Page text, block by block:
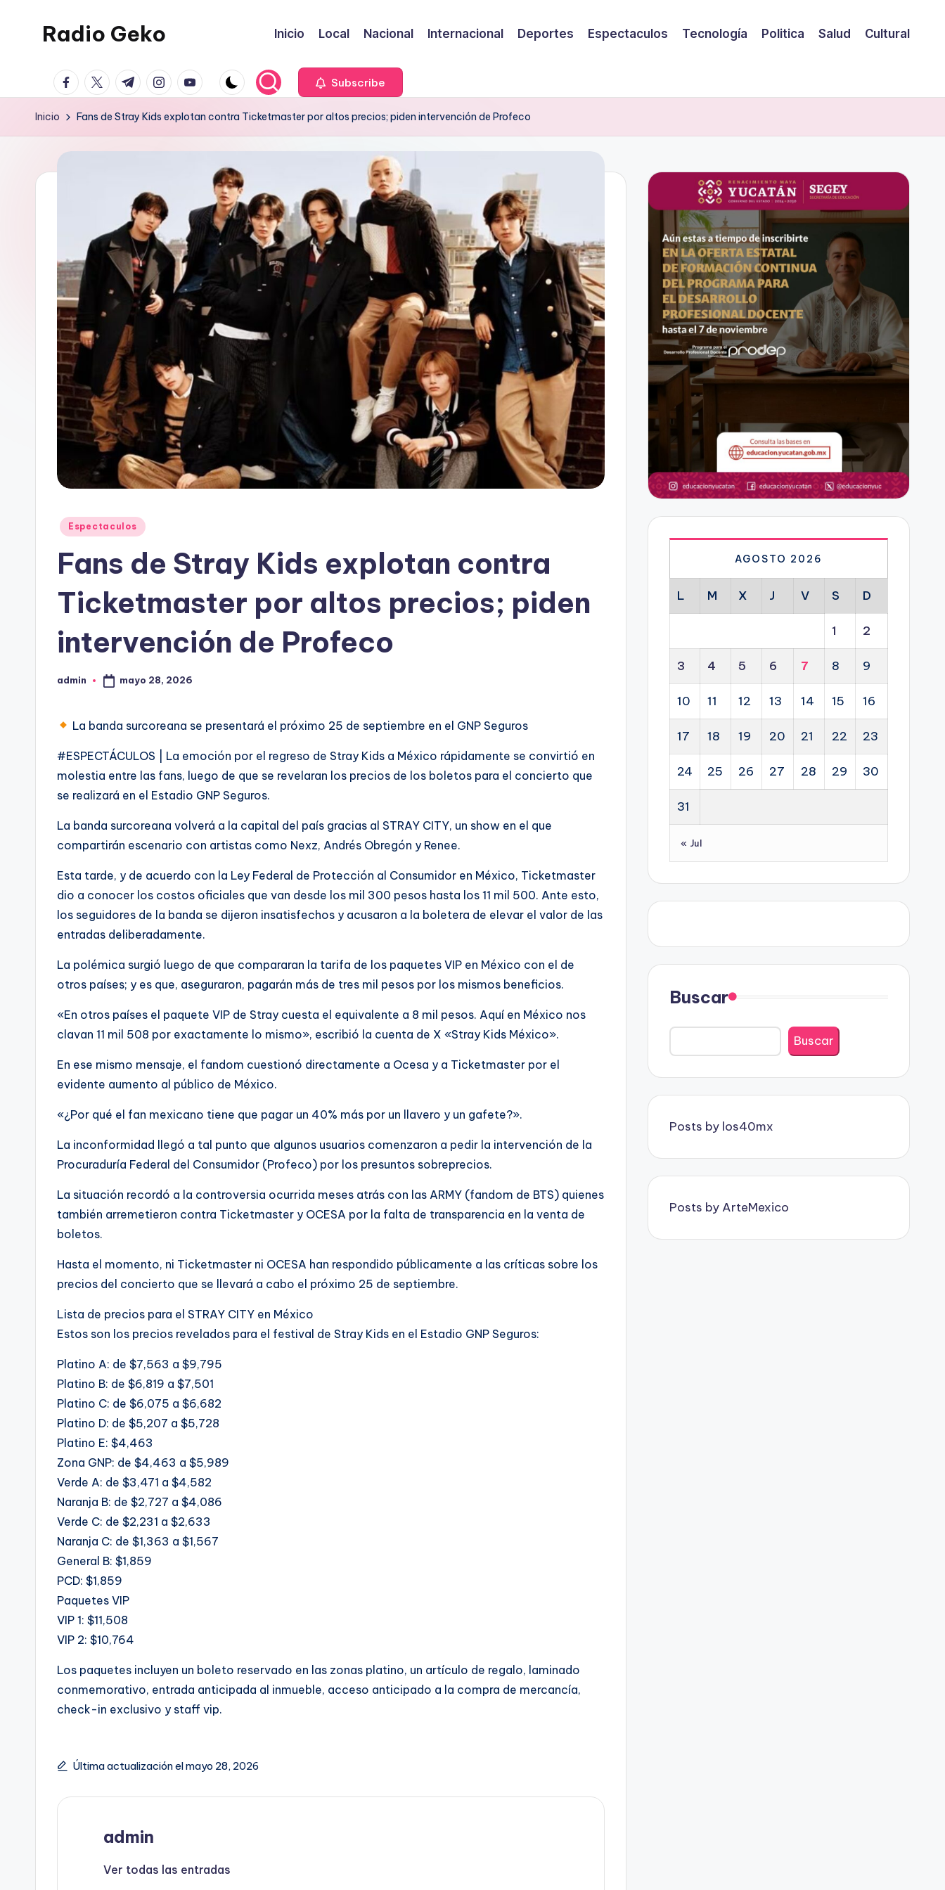
contenido
Radio Geko
Geko
Inicio Local Nacional Internacional Deportes Espectaculos Tecnología Politica Salud Cultural
facebook.com
twitter.com
t.me instagram.com
youtube.com Subscribe
Inicio Fans de Stray Kids explotan contra Ticketmaster por altos precios; piden intervención de Profeco
Publicado
Espectaculos
Fans de Stray Kids explotan contra
Ticketmaster por altos precios; piden
intervención de Profeco
Publicado
admin mayo 28, 2026
La banda surcoreana se presentará el próximo 25 de septiembre en el GNP Seguros
#ESPECTÁCULOS | La emoción por el regreso de Stray Kids a México rápidamente se convirtió en
molestia entre las fans, luego de que se revelaran los precios de los boletos para el concierto que
se realizará en el Estadio GNP Seguros.
La banda surcoreana volverá a la capital del país gracias al STRAY CITY, un show en el que
compartirán escenario con artistas como Nexz, Andrés Obregón y Renee.
Esta tarde, y de acuerdo con la Ley Federal de Protección al Consumidor en México, Ticketmaster
dio a conocer los costos oficiales que van desde los mil 300 pesos hasta los 11 mil 500. Ante esto,
los seguidores de la banda se dijeron insatisfechos y acusaron a la boletera de elevar el valor de las
entradas deliberadamente.
La polémica surgió luego de que compararan la tarifa de los paquetes VIP en México con el de
otros países; y es que, aseguraron, pagarán más de tres mil pesos por los mismos beneficios.
«En otros países el paquete VIP de Stray cuesta el equivalente a 8 mil pesos. Aquí en México nos
clavan 11 mil 508 por exactamente lo mismo», escribió la cuenta de X «Stray Kids México».
En ese mismo mensaje, el fandom cuestionó directamente a Ocesa y a Ticketmaster por el
evidente aumento al público de México.
«¿Por qué el fan mexicano tiene que pagar un 40% más por un llavero y un gafete?».
La inconformidad llegó a tal punto que algunos usuarios comenzaron a pedir la intervención de la
Procuraduría Federal del Consumidor (Profeco) por los presuntos sobreprecios.
La situación recordó a la controversia ocurrida meses atrás con las ARMY (fandom de BTS) quienes
también arremetieron contra Ticketmaster y OCESA por la falta de transparencia en la venta de
boletos.
Hasta el momento, ni Ticketmaster ni OCESA han respondido públicamente a las críticas sobre los
precios del concierto que se llevará a cabo el próximo 25 de septiembre.
Lista de precios para el STRAY CITY en México
Estos son los precios revelados para el festival de Stray Kids en el Estadio GNP Seguros:
Platino A: de $7,563 a $9,795
Platino B: de $6,819 a $7,501
Platino C: de $6,075 a $6,682
Platino D: de $5,207 a $5,728
Platino E: $4,463
Zona GNP: de $4,463 a $5,989
Verde A: de $3,471 a $4,582
Naranja B: de $2,727 a $4,086
Verde C: de $2,231 a $2,633
Naranja C: de $1,363 a $1,567
General B: $1,859
PCD: $1,859
Paquetes VIP
VIP 1: $11,508
VIP 2: $10,764
Los paquetes incluyen un boleto reservado en las zonas platino, un artículo de regalo, laminado
conmemorativo, entrada anticipada al inmueble, acceso anticipado a la compra de mercancía,
check-in exclusivo y staff vip.
Última actualización el mayo 28, 2026
admin
Ver todas las entradas
AGOSTO 2026
L M X J V S D
1 2
3 4 5 6 7 8 9
10 11 12 13 14 15 16
17 18 19 20 21 22 23
24 25 26 27 28 29 30
31
« Jul
Buscar
Buscar
Posts by los40mx
Posts by ArteMexico